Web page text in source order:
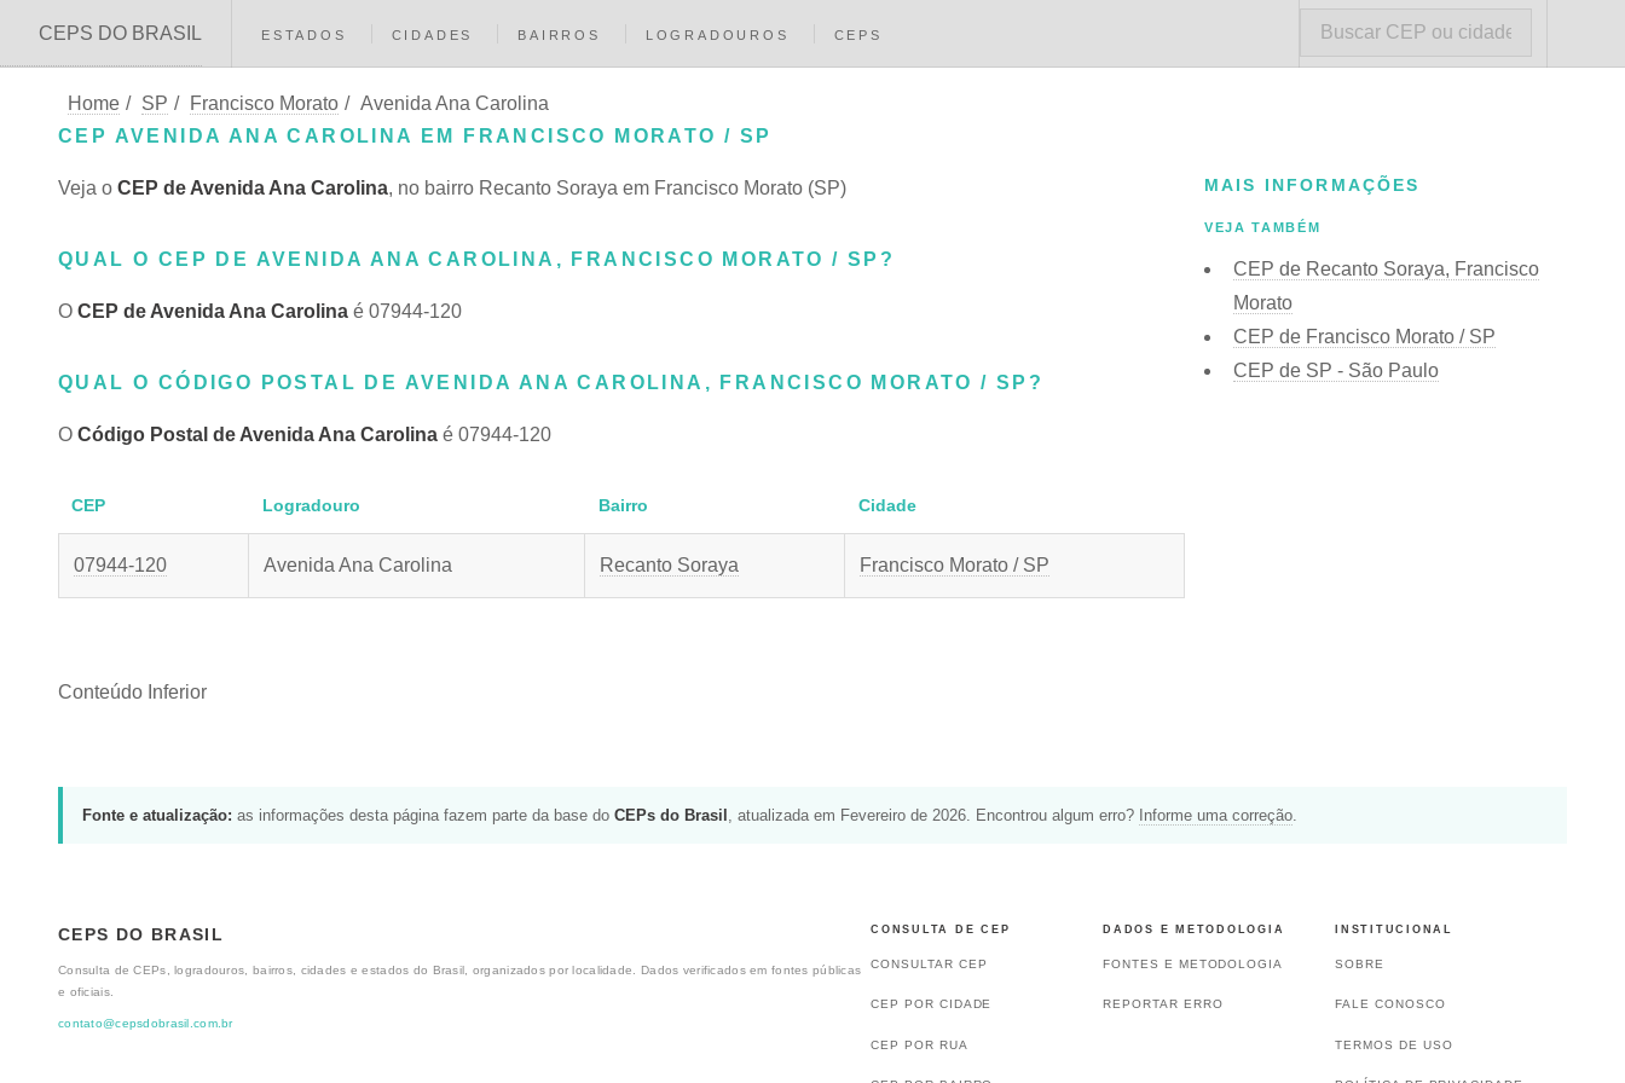
CEPS DO BRASIL ESTADOS CIDADES BAIRROS LOGRADOUROS CEPS
Home / SP / Francisco Morato / Avenida Ana Carolina
CEP AVENIDA ANA CAROLINA EM FRANCISCO MORATO / SP
Veja o CEP de Avenida Ana Carolina, no bairro Recanto Soraya em Francisco Morato (SP)
QUAL O CEP DE AVENIDA ANA CAROLINA, FRANCISCO MORATO / SP?
O CEP de Avenida Ana Carolina é 07944-120
QUAL O CÓDIGO POSTAL DE AVENIDA ANA CAROLINA, FRANCISCO MORATO / SP?
O Código Postal de Avenida Ana Carolina é 07944-120
CEP Logradouro Bairro Cidade
07944-120 Avenida Ana Carolina Recanto Soraya Francisco Morato / SP
Conteúdo Inferior
MAIS INFORMAÇÕES
VEJA TAMBÉM
CEP de Recanto Soraya, Francisco
Morato
CEP de Francisco Morato / SP
CEP de SP - São Paulo
Fonte e atualização: as informações desta página fazem parte da base do CEPs do Brasil , atualizada em Fevereiro de 2026. Encontrou algum erro? Informe uma correção
CEPS DO BRASIL
Consulta de CEPs, logradouros, bairros, cidades e estados do Brasil, organizados por localidade. Dados verificados em fontes públicas
e oficiais.
contato@cepsdobrasil.com.br
CONSULTA DE CEP
CONSULTAR CEP
CEP POR CIDADE
CEP POR RUA
DADOS E METODOLOGIA
FONTES E METODOLOGIA
REPORTAR ERRO
INSTITUCIONAL
SOBRE
FALE CONOSCO
TERMOS DE USO